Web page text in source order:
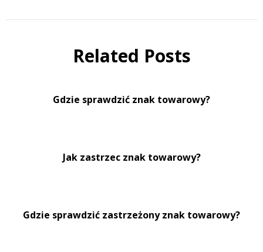
Related Posts
Gdzie sprawdzić znak towarowy?
Jak zastrzec znak towarowy?
Gdzie sprawdzić zastrzeżony znak towarowy?